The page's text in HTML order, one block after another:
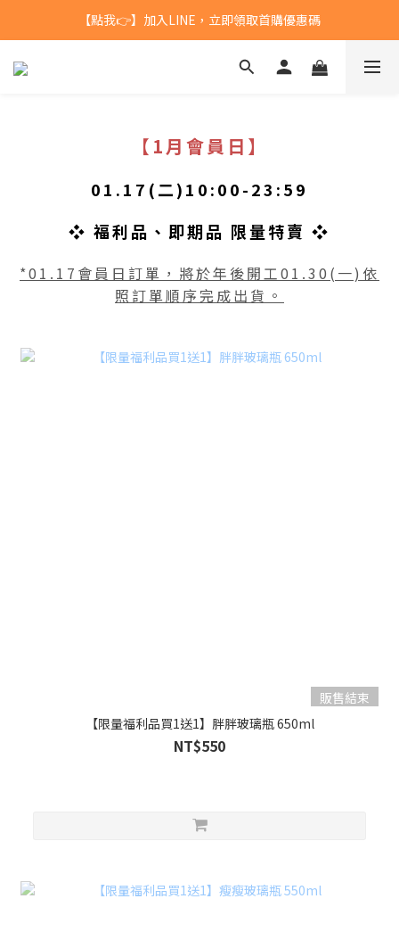
台灣$1200 免運 / 港澳 $5000 免運
【點我👉】加入LINE，立即領取首購優惠碼
【點我👉】加入淡果香小公寓🍎 享每月獨家優惠
【1月會員日】
01.17(二)10:00-23:59
❖ 福利品、即期品 限量特賣 ❖
*01.17會員日訂單，將於年後開工01.30(一)依
照訂單順序完成出貨。
販售結束
【限量福利品買1送1】胖胖玻璃瓶 650ml
NT$550